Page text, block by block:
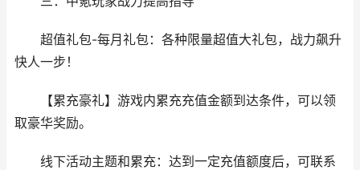
超值礼包-每月礼包：各种限量超值大礼包，战力飙升
快人一步！
【累充豪礼】游戏内累充充值金额到达条件，可以领
取豪华奖励。
线下活动主题和累充：达到一定充值额度后，可联系